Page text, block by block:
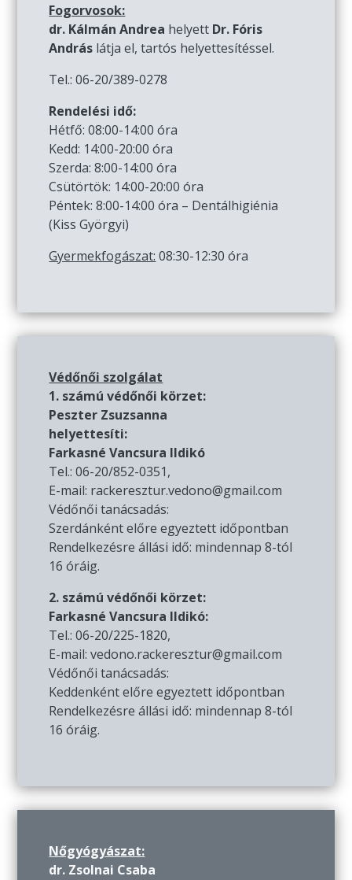
Fogorvosok:
dr. Kálmán Andrea helyett Dr. Fóris
András látja el, tartós helyettesítéssel.
Tel.: 06-20/389-0278
Rendelési idő:
Hétfő: 08:00-14:00 óra
Kedd: 14:00-20:00 óra
Szerda: 8:00-14:00 óra
Csütörtök: 14:00-20:00 óra
Péntek: 8:00-14:00 óra – Dentálhigiénia
(Kiss Györgyi)
Gyermekfogászat: 08:30-12:30 óra
Védőnői szolgálat
1. számú védőnői körzet:
Peszter Zsuzsanna
helyettesíti:
Farkasné Vancsura Ildikó
Tel.: 06-20/852-0351,
E-mail: rackeresztur.vedono@gmail.com
Védőnői tanácsadás:
Szerdánként előre egyeztett időpontban
Rendelkezésre állási idő: mindennap 8-tól
16 óráig.
2. számú védőnői körzet:
Farkasné Vancsura Ildikó:
Tel.: 06-20/225-1820,
E-mail: vedono.rackeresztur@gmail.com
Védőnői tanácsadás:
Keddenként előre egyeztett időpontban
Rendelkezésre állási idő: mindennap 8-tól
16 óráig.
Nőgyógyászat:
dr. Zsolnai Csaba